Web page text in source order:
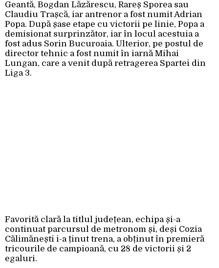
Geantă, Bogdan Lăzărescu, Rareș Sporea sau
Claudiu Trașcă, iar antrenor a fost numit Adrian
Popa. După șase etape cu victorii pe linie, Popa a
demisionat surprinzător, iar în locul acestuia a
fost adus Sorin Bucuroaia. Ulterior, pe postul de
director tehnic a fost numit în iarnă Mihai
Lungan, care a venit după retragerea Spartei din
Liga 3.
Favorită clară la titlul județean, echipa și-a
continuat parcursul de metronom și, deși Cozia
Călimănești i-a ținut trena, a obținut în premieră
tricourile de campioană, cu 28 de victorii și 2
egaluri.